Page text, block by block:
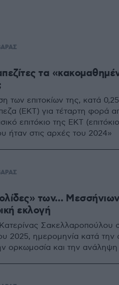
τα
των επιτοκίων της, κατά
(ΕΚΤ) για τέταρτη φορά
επιτόκιο της ΕΚΤ
ήταν στις αρχές του 2024»
των…
εκλογή
Σακελλαροπούλου
2025, ημερομηνία κατά
ορκωμοσία και την